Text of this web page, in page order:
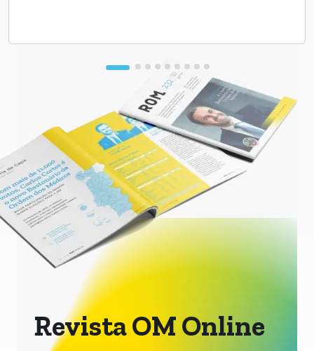
Revista OM Online